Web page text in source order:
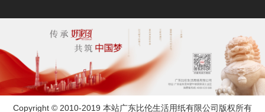
Copyright © 2010-2019 本站广东比伦生活用纸有限公司版权所有